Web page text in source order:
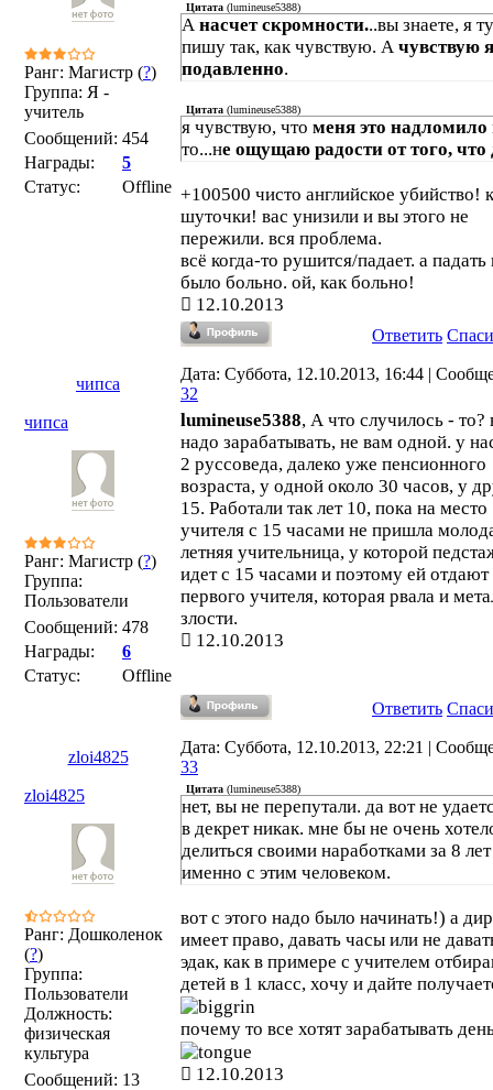
Ранг: Магистр (?)
Группа: Я -
учитель
Сообщений: 454
Награды:
5
Статус:
Offline
Цитата (lumineuse5388)
А насчет скромности...вы знаете, я
пишу так, как чувствую. А чувствую
подавленно.
Цитата (lumineuse5388)
я чувствую, что меня это надломило
то...не ощущаю радости от того, что
+100500 чисто английское убийство!
шуточки! вас унизили и вы этого не
пережили. вся проблема.
всё когда-то рушится/падает. а падать
было больно. ой, как больно!
12.10.2013
Ответить
чипса
Дата: Суббота, 12.10.2013, 16:44 |
32
чипса
Ранг: Магистр (?)
Группа:
Пользователи
Сообщений: 478
Награды:
6
Статус:
Offline
lumineuse5388, А что случилось - то?
надо зарабатывать, не вам одной. у
2 руссоведа, далеко уже пенсионного
возраста, у одной около 30 часов, у
15. Работали так лет 10, пока на место
учителя с 15 часами не пришла
летняя учительница, у которой
идет с 15 часами и поэтому ей
первого учителя, которая рвала и
злости.
12.10.2013
Ответить
zloi4825
Дата: Суббота, 12.10.2013, 22:21 |
33
zloi4825
Ранг: Дошколенок
(?)
Группа:
Пользователи
Должность:
физическая
культура
Сообщений: 13
Цитата (lumineuse5388)
нет, вы не перепутали. да вот не
в декрет никак. мне бы не очень
делиться своими наработками за 8 лет
именно с этим человеком.
вот с этого надо было начинать!) а
имеет право, давать часы или не
эдак, как в примере с учителем
детей в 1 класс, хочу и дайте
почему то все хотят зарабатывать
12.10.2013